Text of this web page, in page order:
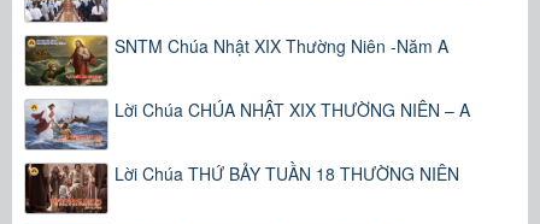
SNTM Chúa Nhật XIX Thường Niên -Năm A
Lời Chúa CHÚA NHẬT XIX THƯỜNG NIÊN – A
Lời Chúa THỨ BẢY TUẦN 18 THƯỜNG NIÊN